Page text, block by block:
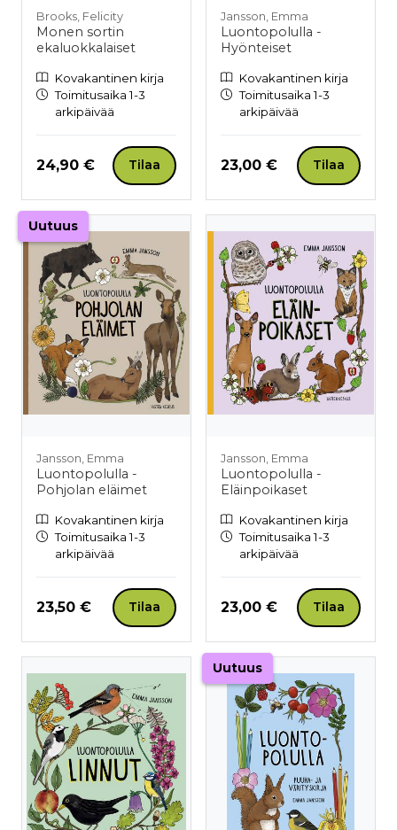
Brooks, Felicity
Monen sortin
ekaluokkalaiset
Kovakantinen kirja
Toimitusaika 1-3
arkipäivää
Hinta nyt
24,90 € Tilaa
Jansson, Emma
Luontopolulla -
Hyönteiset
Kovakantinen kirja
Toimitusaika 1-3
arkipäivää
Hinta nyt
23,00 € Tilaa
Uutuus
Jansson, Emma
Luontopolulla -
Pohjolan eläimet
Kovakantinen kirja
Toimitusaika 1-3
arkipäivää
Hinta nyt
23,50 € Tilaa
Jansson, Emma
Luontopolulla -
Eläinpoikaset
Kovakantinen kirja
Toimitusaika 1-3
arkipäivää
Hinta nyt
23,00 € Tilaa
Uutuus